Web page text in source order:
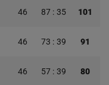
46 87 : 35 101
46 73 : 39 91
46 57 : 39 80